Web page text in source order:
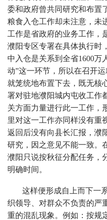
委和政府曾共同研究和布置
粮食入仓工作却未注意，未
工作是省政府的业务工作，
濮阳专区专署在具体执行时
中入仓是关系到全省1600万
动”这一环节，所以在召开
就笼统地布置下去，既无核
署对驻地濮阳城内屯收工作
关方面力量进行此一工作，
里对这一工作亦同样没有重
返回后没有向县长汇报，濮
研究，因之意见不能一致。
濮阳只说按秋征分配任务，
明确时间。
这样便形成自上而下一
织领导、对群众不负责的严
重的混乱现象。例如：按规